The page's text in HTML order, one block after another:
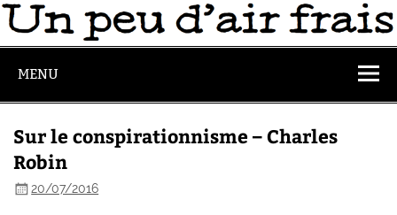
MENU
Sur le conspirationnisme – Charles
Robin
20/07/2016